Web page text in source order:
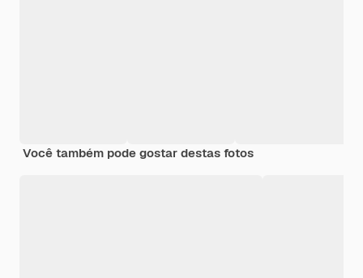
Você também pode gostar destas fotos